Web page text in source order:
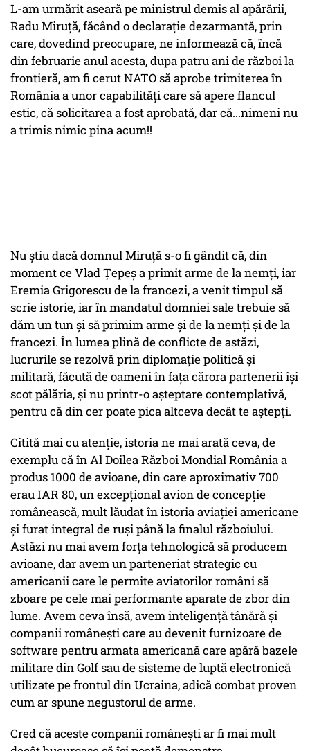
L-am urmărit aseară pe ministrul demis al apărării,
Radu Miruță, făcând o declarație dezarmantă, prin
care, dovedind preocupare, ne informează că, încă
din februarie anul acesta, dupa patru ani de război la
frontieră, am fi cerut NATO să aprobe trimiterea în
România a unor capabilități care să apere flancul
estic, că solicitarea a fost aprobată, dar că...nimeni nu
a trimis nimic pina acum!!
Nu știu dacă domnul Miruță s-o fi gândit că, din
moment ce Vlad Țepeș a primit arme de la nemți, iar
Eremia Grigorescu de la francezi, a venit timpul să
scrie istorie, iar în mandatul domniei sale trebuie să
dăm un tun și să primim arme și de la nemți și de la
francezi. În lumea plină de conflicte de astăzi,
lucrurile se rezolvă prin diplomație politică și
militară, făcută de oameni în fața cărora partenerii își
scot pălăria, și nu printr-o așteptare contemplativă,
pentru că din cer poate pica altceva decât te aștepți.
Citită mai cu atenție, istoria ne mai arată ceva, de
exemplu că în Al Doilea Război Mondial România a
produs 1000 de avioane, din care aproximativ 700
erau IAR 80, un excepțional avion de concepție
românească, mult lăudat în istoria aviației americane
și furat integral de ruși până la finalul războiului.
Astăzi nu mai avem forța tehnologică să producem
avioane, dar avem un parteneriat strategic cu
americanii care le permite aviatorilor români să
zboare pe cele mai performante aparate de zbor din
lume. Avem ceva însă, avem inteligență tânără și
companii românești care au devenit furnizoare de
software pentru armata americană care apără bazele
militare din Golf sau de sisteme de luptă electronică
utilizate pe frontul din Ucraina, adică combat proven
cum ar spune negustorul de arme.
Cred că aceste companii românești ar fi mai mult